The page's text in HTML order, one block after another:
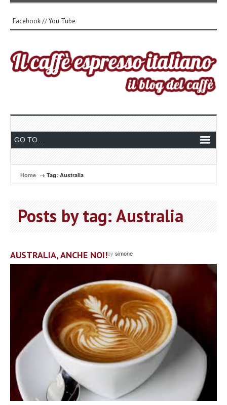
Facebook//You Tube
Home → Tag: Australia
Posts by tag: Australia
AUSTRALIA, ANCHE NOI!by simone